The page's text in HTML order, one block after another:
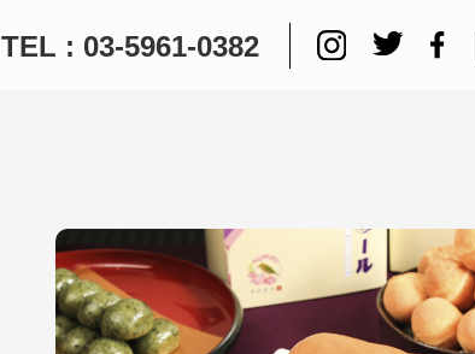
TEL : 03-5961-0382